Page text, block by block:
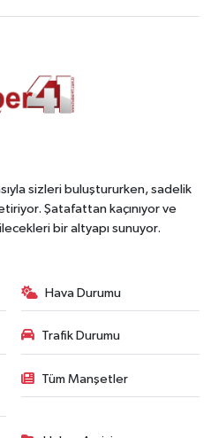
sizleri buluştururken, sadelik
Şatafattan kaçınıyor ve
bir altyapı sunuyor.
Hava Durumu
Trafik Durumu
Tüm Manşetler